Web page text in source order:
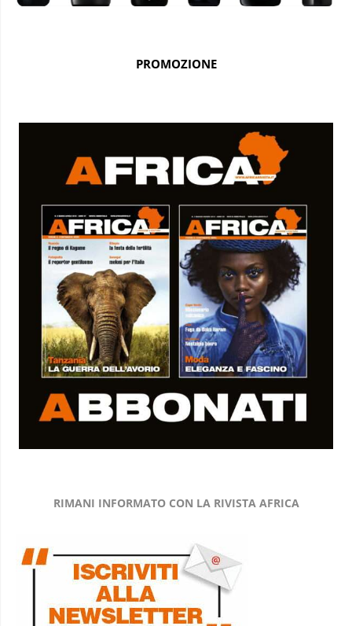
PROMOZIONE
RIMANI INFORMATO CON LA RIVISTA AFRICA